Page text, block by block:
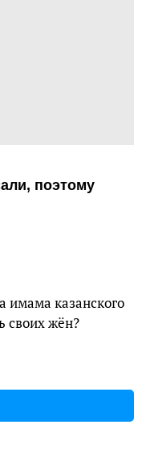
поэтому
имама казанского
своих жён?